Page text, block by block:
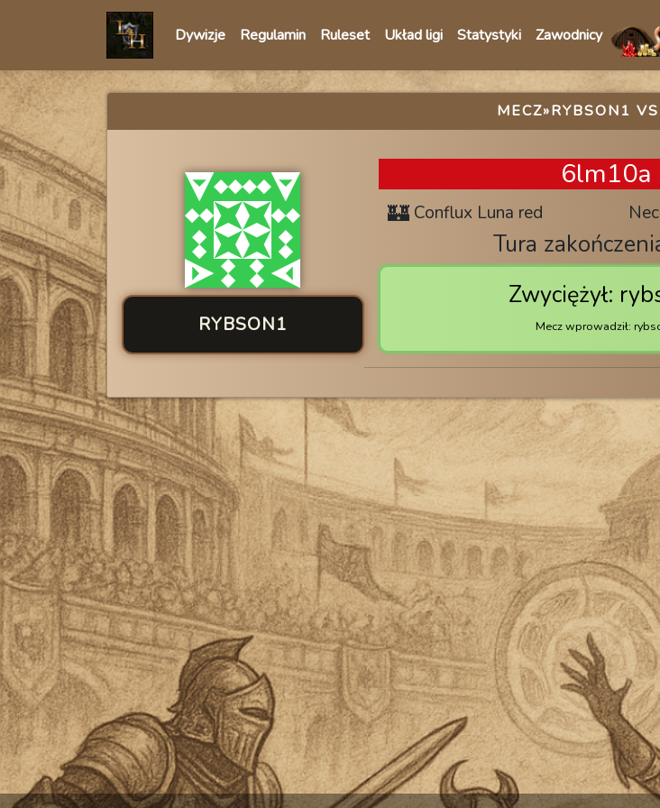
Dywizje Regulamin Ruleset Układ ligi Statystyki Zawodnicy
MECZ»RYBSON1
RYBSON1
6lm10a
Conflux Luna red
Tura
Zwyciężył:
Mecz wprowadził: